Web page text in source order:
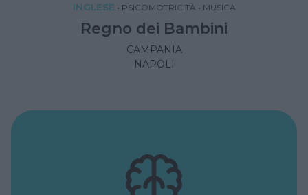
INGLESE • PSICOMOTRICITÀ • MUSICA
Regno dei Bambini
CAMPANIA
NAPOLI